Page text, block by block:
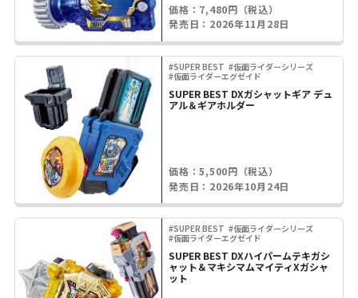
価格：7,480円（税込）
発売日：2026年11月28日
#SUPER BEST #仮面ライダーシリーズ
#仮面ライダーエグゼイド
SUPER BEST DXガシャットギア デュ
アル＆ギアホルダー
価格：5,500円（税込）
発売日：2026年10月24日
#SUPER BEST #仮面ライダーシリーズ
#仮面ライダーエグゼイド
SUPER BEST DXハイパームテキガシ
ャット＆マキシマムマイティXガシャ
ット